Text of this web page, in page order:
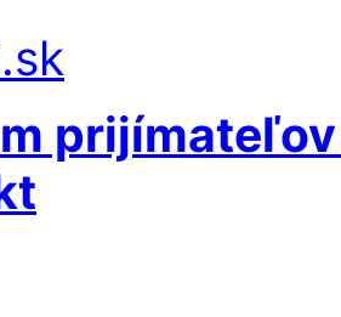
prijímateľov